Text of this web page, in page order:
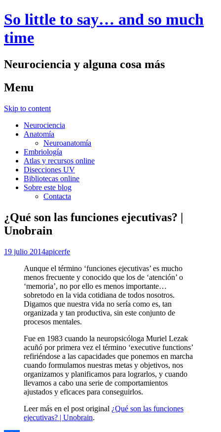
So little to say… and so much
time
Neurociencia y alguna cosa más
Menu
Skip to content
Neurociencia
Anatomía
Neuroanatomía
Embriología
Atlas y recursos online
Disecciones UV
Bibliotecas online
Sobre este blog
Contacta
¿Qué son las funciones ejecutivas? |
Unobrain
19 julio 2014apicerfe
Aunque el término ‘funciones ejecutivas’ es mucho
menos frecuente y conocido que los de ‘atención’ o
‘memoria’, no por ello es menos importante…
sobretodo en la vida cotidiana de todos nosotros.
Digamos que nuestra vida no sería como es, tan
organizada y tan productiva, sin este conjunto de
procesos mentales.
Fue en 1983 cuando la neuropsicóloga Muriel Lezak
acuñó por primera vez el término ‘executive functions’
refiriéndose a las capacidades que ponemos en marcha
cuando formulamos nuestras metas y objetivos, nos
organizamos y planificamos para lograrlos, y cuando
llevamos a cabo una serie de comportamientos
ajustados y eficaces para conseguirlos.
Leer más en el post original ¿Qué son las funciones
ejecutivas? | Unobrain.